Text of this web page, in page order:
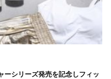
ーシリーズ発売を記念しフィッ